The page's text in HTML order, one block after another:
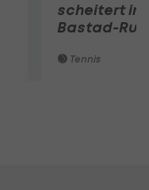
scheitert in
Bastad-
Tennis